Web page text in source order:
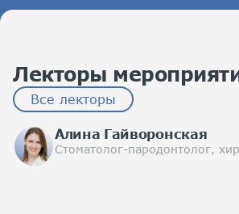
Лекторы
Все лекторы
Алина Гайворонская
Стоматолог-пародонтолог,